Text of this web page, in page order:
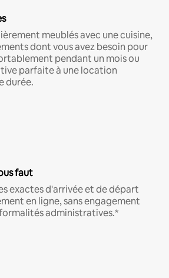
meublés avec une cuisine,
dont vous avez besoin pour
pendant un mois ou
parfaite à une location
durée.
faut
exactes d'arrivée et de départ
en ligne, sans engagement
administratives.*